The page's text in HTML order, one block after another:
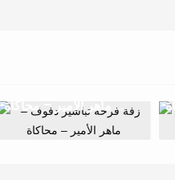
زفة فرحة تباشير دفوف – ماهر الأمير – محاكاة